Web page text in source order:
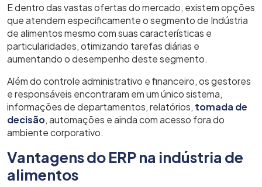
E dentro das vastas ofertas do mercado, existem opções
que atendem especificamente o segmento de Indústria
de alimentos mesmo com suas características e
particularidades, otimizando tarefas diárias e
aumentando o desempenho deste segmento.
Além do controle administrativo e financeiro, os gestores
e responsáveis encontraram em um único sistema,
informações de departamentos, relatórios, tomada de
decisão, automações e ainda com acesso fora do
ambiente corporativo.
Vantagens do ERP na indústria de
alimentos